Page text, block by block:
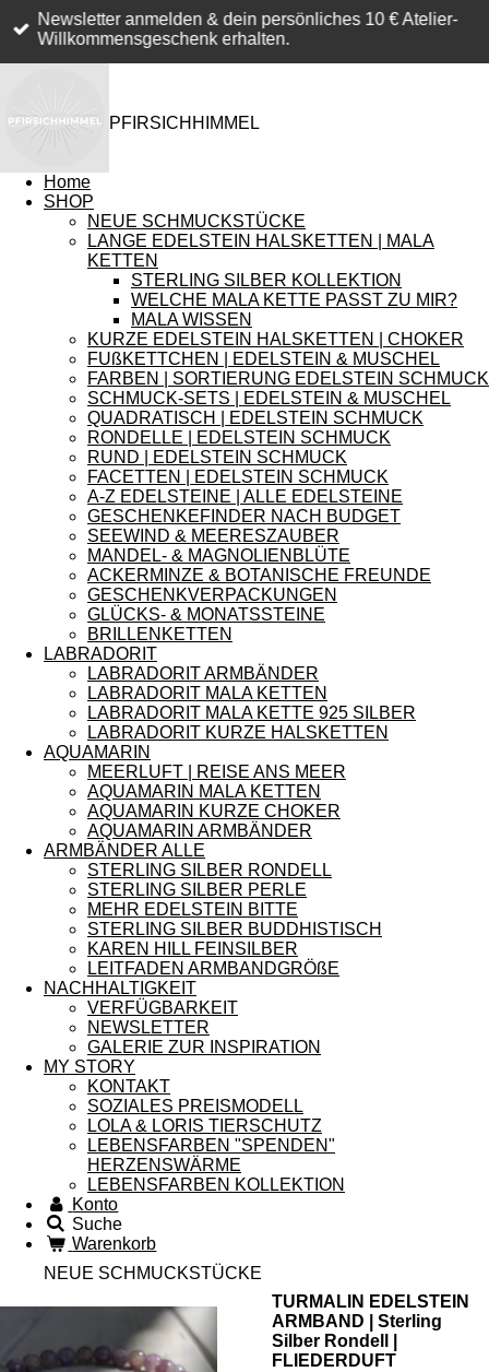
Newsletter anmelden & dein persönliches 10 € Atelier-
Willkommensgeschenk erhalten.
PFIRSICHHIMMEL
Home
SHOP
NEUE SCHMUCKSTÜCKE
LANGE EDELSTEIN HALSKETTEN | MALA
KETTEN
STERLING SILBER KOLLEKTION
WELCHE MALA KETTE PASST ZU MIR?
MALA WISSEN
KURZE EDELSTEIN HALSKETTEN | CHOKER
FUßKETTCHEN | EDELSTEIN & MUSCHEL
FARBEN | SORTIERUNG EDELSTEIN SCHMUCK
SCHMUCK-SETS | EDELSTEIN & MUSCHEL
QUADRATISCH | EDELSTEIN SCHMUCK
RONDELLE | EDELSTEIN SCHMUCK
RUND | EDELSTEIN SCHMUCK
FACETTEN | EDELSTEIN SCHMUCK
A-Z EDELSTEINE | ALLE EDELSTEINE
GESCHENKEFINDER NACH BUDGET
SEEWIND & MEERESZAUBER
MANDEL- & MAGNOLIENBLÜTE
ACKERMINZE & BOTANISCHE FREUNDE
GESCHENKVERPACKUNGEN
GLÜCKS- & MONATSSTEINE
BRILLENKETTEN
LABRADORIT
LABRADORIT ARMBÄNDER
LABRADORIT MALA KETTEN
LABRADORIT MALA KETTE 925 SILBER
LABRADORIT KURZE HALSKETTEN
AQUAMARIN
MEERLUFT | REISE ANS MEER
AQUAMARIN MALA KETTEN
AQUAMARIN KURZE CHOKER
AQUAMARIN ARMBÄNDER
ARMBÄNDER ALLE
STERLING SILBER RONDELL
STERLING SILBER PERLE
MEHR EDELSTEIN BITTE
STERLING SILBER BUDDHISTISCH
KAREN HILL FEINSILBER
LEITFADEN ARMBANDGRÖßE
NACHHALTIGKEIT
VERFÜGBARKEIT
NEWSLETTER
GALERIE ZUR INSPIRATION
MY STORY
KONTAKT
SOZIALES PREISMODELL
LOLA & LORIS TIERSCHUTZ
LEBENSFARBEN "SPENDEN"
HERZENSWÄRME
LEBENSFARBEN KOLLEKTION
Konto
Suche
Warenkorb
NEUE SCHMUCKSTÜCKE
TURMALIN EDELSTEIN
ARMBAND | Sterling
Silber Rondell |
FLIEDERDUFT